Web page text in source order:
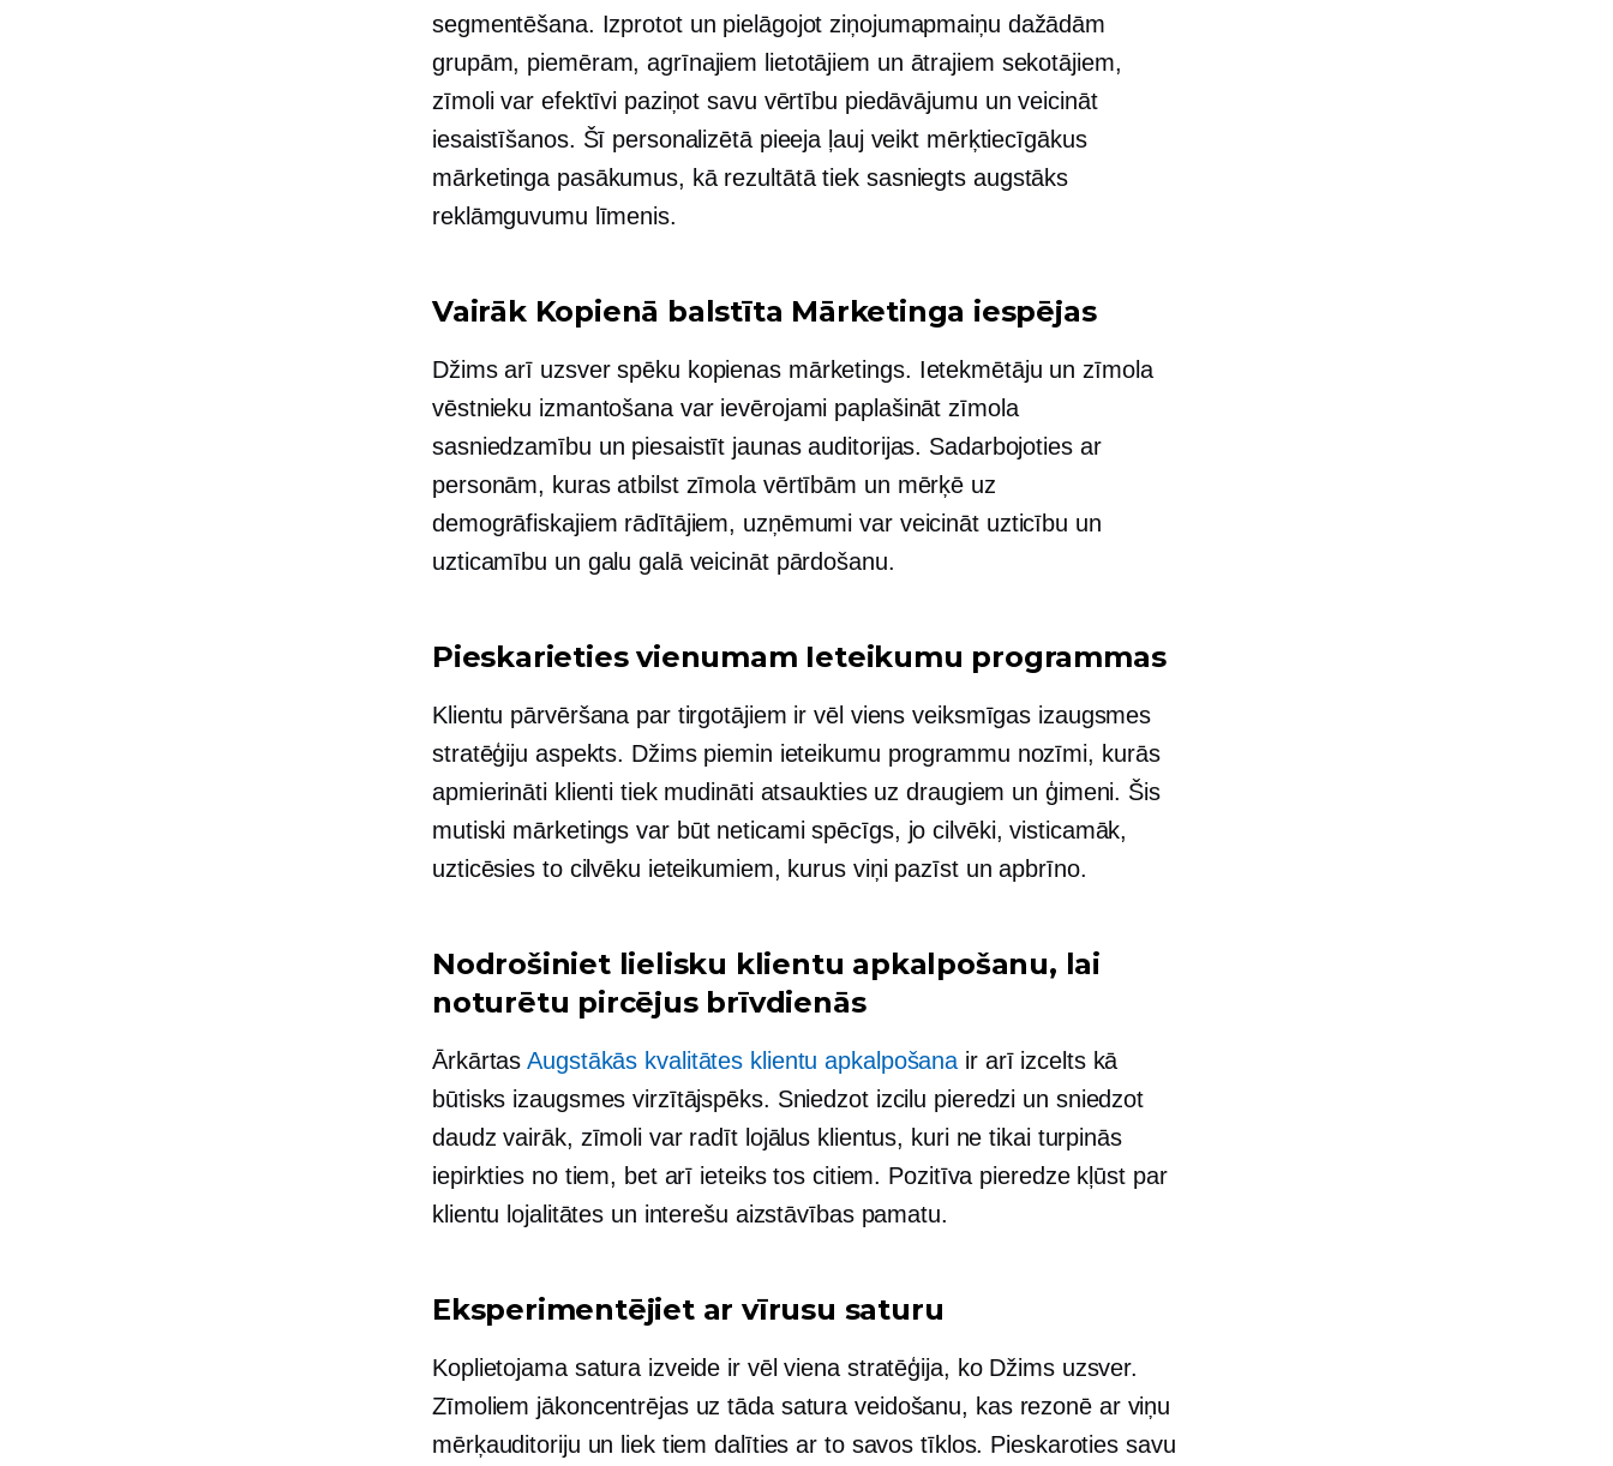
segmentēšana. Izprotot un pielāgojot ziņojumapmaiņu dažādām
grupām, piemēram, agrīnajiem lietotājiem un ātrajiem sekotājiem,
zīmoli var efektīvi paziņot savu vērtību piedāvājumu un veicināt
iesaistīšanos. Šī personalizētā pieeja ļauj veikt mērķtiecīgākus
mārketinga pasākumus, kā rezultātā tiek sasniegts augstāks
reklāmguvumu līmenis.
Vairāk Kopienā balstīta Mārketinga iespējas
Džims arī uzsver spēku kopienasmārketings. Ietekmētāju un zīmola
vēstnieku izmantošana var ievērojami paplašināt zīmola
sasniedzamību un piesaistīt jaunas auditorijas. Sadarbojoties ar
personām, kuras atbilst zīmola vērtībām un mērķē uz
demogrāfiskajiem rādītājiem, uzņēmumi var veicināt uzticību un
uzticamību un galu galā veicināt pārdošanu.
Pieskarieties vienumam Ieteikumu programmas
Klientu pārvēršana par tirgotājiem ir vēl viens veiksmīgas izaugsmes
stratēģiju aspekts. Džims piemin ieteikumu programmu nozīmi, kurās
apmierināti klienti tiek mudināti atsaukties uz draugiem un ģimeni. Šis
mutiski mārketings var būt neticami spēcīgs, jo cilvēki, visticamāk,
uzticēsies to cilvēku ieteikumiem, kurus viņi pazīst un apbrīno.
Nodrošiniet lielisku klientu apkalpošanu, lai
noturētu pircējus brīvdienās
ĀrkārtasAugstākās kvalitātes klientu apkalpošana ir arī izcelts kā
būtisks izaugsmes virzītājspēks. Sniedzot izcilu pieredzi un sniedzot
daudz vairāk, zīmoli var radīt lojālus klientus, kuri ne tikai turpinās
iepirkties no tiem, bet arī ieteiks tos citiem. Pozitīva pieredze kļūst par
klientu lojalitātes un interešu aizstāvības pamatu.
Eksperimentējiet ar vīrusu saturu
Koplietojama satura izveide ir vēl viena stratēģija, ko Džims uzsver.
Zīmoliem jākoncentrējas uz tāda satura veidošanu, kas rezonē ar viņu
mērķauditoriju un liek tiem dalīties ar to savos tīklos. Pieskaroties savu